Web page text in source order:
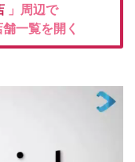
」周辺で
一覧を開く